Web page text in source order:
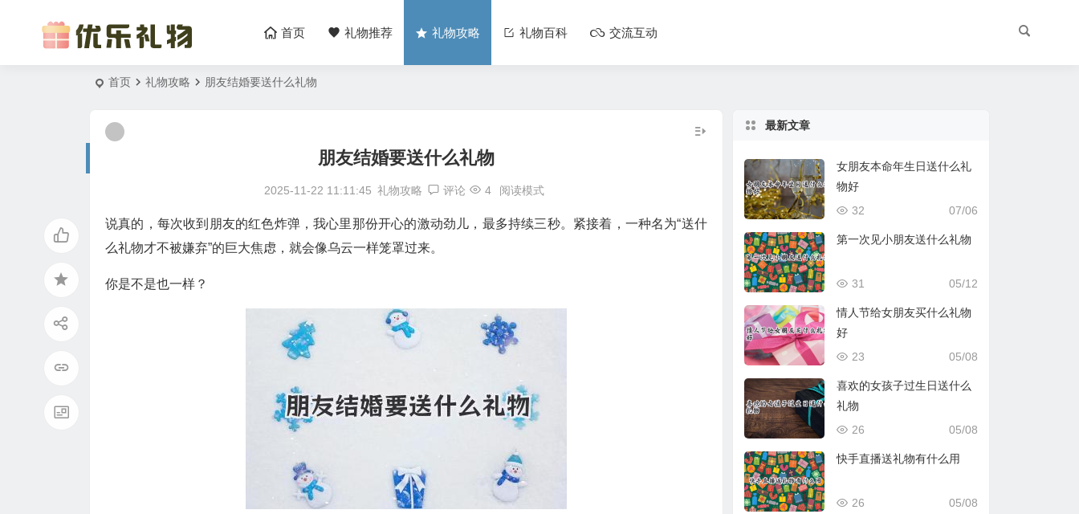
首页 礼物推荐 礼物攻略 礼物百科 交流互动
首页 礼物攻略 朋友结婚要送什么礼物
朋友结婚要送什么礼物
2025-11-22 11:11:45 礼物攻略 评论 4 阅读模式
说真的，每次收到朋友的红色炸弹，我心里那份开心的激动劲儿，最多持续三秒。紧接着，一种名为“送什
么礼物才不被嫌弃”的巨大焦虑，就会像乌云一样笼罩过来。
你是不是也一样？
最新文章
女朋友本命年生日送什么礼
物好
07/06
32
第一次见小朋友送什么礼物
05/12
31
情人节给女朋友买什么礼物
好
05/08
23
喜欢的女孩子过生日送什么
礼物
05/08
26
快手直播送礼物有什么用
05/08
26